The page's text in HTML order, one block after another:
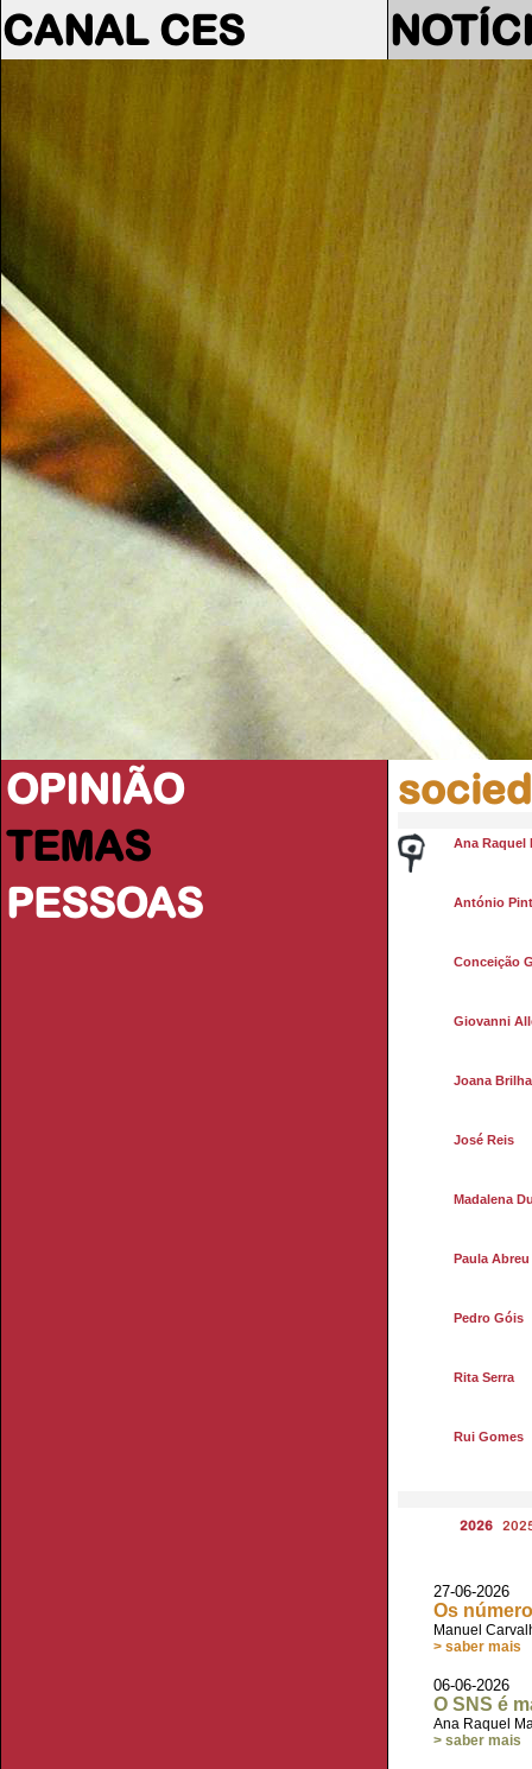
CANAL CES
OPINIÃO
TEMAS
PESSOAS
Ana Raquel
António
Conceição
Giovanni
Joana
José Reis
Madalena
Paula Abreu
Pedro Góis
Rita Serra
Rui Gomes
2026
27-06-2026
Os
Manuel
> saber mais
06-06-
O SNS é
Ana Raquel
> saber mais